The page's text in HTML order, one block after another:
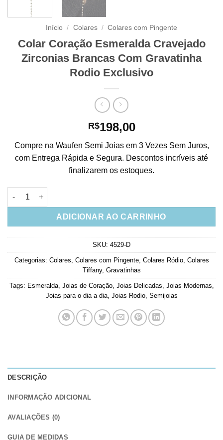
Início / Colares / Colares com Pingente
Colar Coração Esmeralda Cravejado
Zirconias Brancas Com Gravatinha
Rodio Exclusivo
R$198,00
Compre na Waufen Semi Joias em 3 Vezes Sem Juros,
com Entrega Rápida e Segura. Descontos incríveis até
finalizarem os estoques.
Colar Coração Esmeralda Cravejado Zirconias Brancas Com
ADICIONAR AO CARRINHO
SKU: 4529-D
Categorias: Colares Colares com Pingente, Colares Ródio, Colares
Tiffany, Gravatinhas
Tags: Esmeralda, Joias de Coração, Joias Delicadas Joias Modernas
Joias para o dia a dia, Joias Rodio, Semijoias
DESCRIÇÃO
INFORMAÇÃO ADICIONAL
AVALIAÇÕES (0)
GUIA DE MEDIDAS